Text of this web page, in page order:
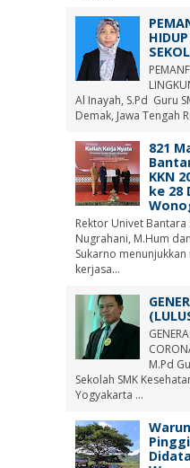
Al Inayah, S.Pd Guru
Demak, Jawa Tengah
821
KKN
ke 28
Rektor Univet
Nugrahani, M.Hum
Sukarno
kerjasa...
M.Pd
Sekolah SMK
Yogyakarta ...